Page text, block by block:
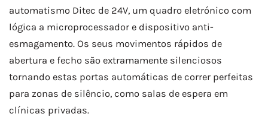
automatismo Ditec de 24V, um quadro eletrónico com
lógica a microprocessador e dispositivo anti-
esmagamento. Os seus movimentos rápidos de
abertura e fecho são extramamente silenciosos
tornando estas portas automáticas de correr perfeitas
para zonas de silêncio, como salas de espera em
clínicas privadas.